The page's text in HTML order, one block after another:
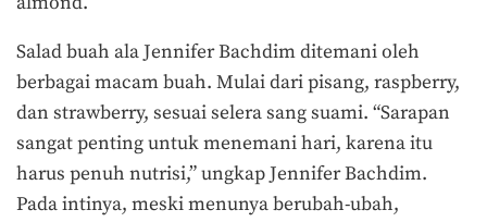
Salad buah ala Jennifer Bachdim ditemani oleh
berbagai macam buah. Mulai dari pisang, raspberry,
dan strawberry, sesuai selera sang suami. “Sarapan
sangat penting untuk menemani hari, karena itu
harus penuh nutrisi,” ungkap Jennifer Bachdim.
Pada intinya, meski menunya berubah-ubah,